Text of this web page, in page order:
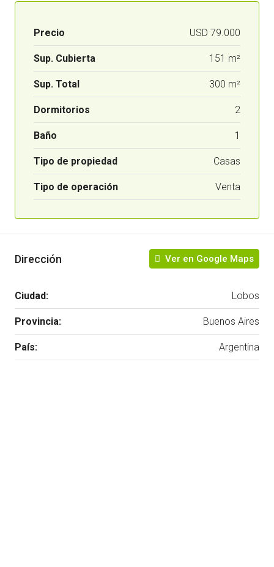
Precio USD 79.000
Sup. Cubierta 151 m²
Sup. Total 300 m²
Dormitorios 2
Baño 1
Tipo de propiedad Casas
Tipo de operación Venta
Dirección Ver en Google Maps
Ciudad: Lobos
Provincia: Buenos Aires
País: Argentina